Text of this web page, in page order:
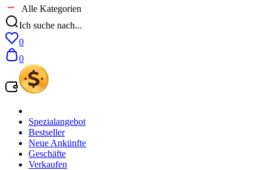
Alle Kategorien
Ich suche nach...
0
0
Spezialangebot
Bestseller
Neue Ankünfte
Geschäfte
Verkaufen